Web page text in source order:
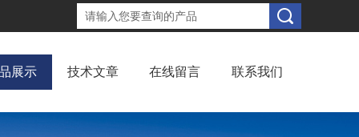
展示 技术文章 在线留言 联系我们